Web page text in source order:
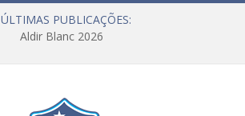
ÚLTIMAS PUBLICAÇÕES:
Aldir Blanc 2026